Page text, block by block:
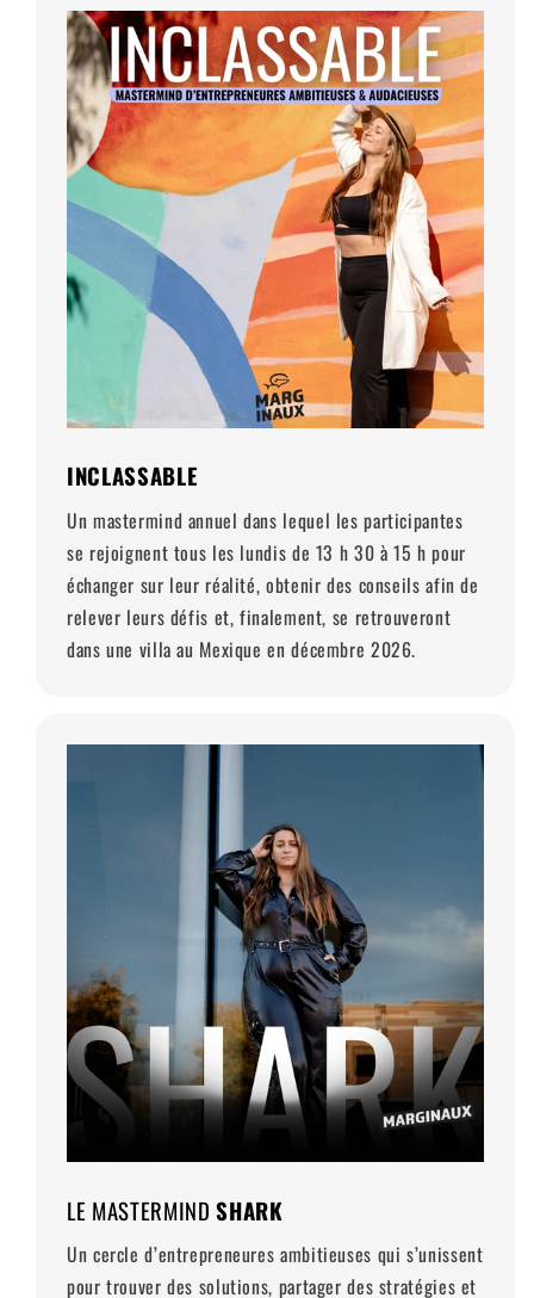
INCLASSABLE
Un mastermind annuel dans lequel les participantes
se rejoignent tous les lundis de 13 h 30 à 15 h pour
échanger sur leur réalité, obtenir des conseils afin de
relever leurs défis et, finalement, se retrouveront
dans une villa au Mexique en décembre 2026.
LE MASTERMINDSHARK
Un cercle d’entrepreneures ambitieuses qui s’unissent
pour trouver des solutions, partager des stratégies et